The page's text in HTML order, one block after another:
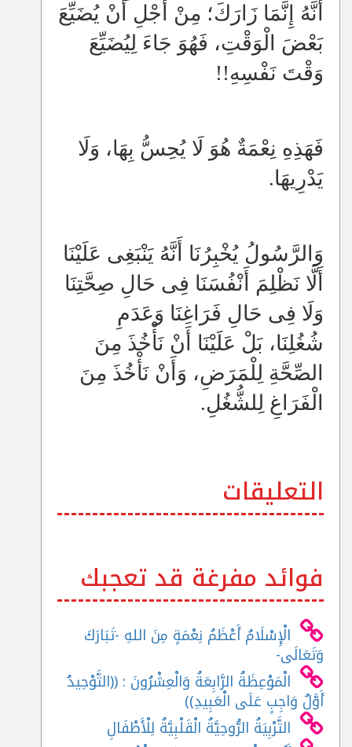
أَنَّهُ إِنَّمَا زَارَكَ؛ مِنْ أَجْلِ أَنْ يُضَيِّعَ
بَعْضَ الْوَقْتِ، فَهُوَ جَاءَ لِيُضَيِّعَ
وَقْتَ نَفْسِهِ!!
فَهَذِهِ نِعْمَةٌ هُوَ لَا يُحِسُّ بِهَا، وَلَا
يَدْرِيهَا.
وَالرَّسُولُ يُخْبِرُنَا أَنَّهُ يَنْبَغِى عَلَيْنَا
أَلَّا نَظْلِمَ أَنْفُسَنَا فِى حَالِ صِحَّتِنَا
وَلَا فِى حَالِ فَرَاغِنَا وَعَدَمِ
شُغُلِنَا، بَلْ عَلَيْنَا أَنْ نَأْخُذَ مِنَ
الصِّحَّةِ لِلْمَرَضِ، وَأَنْ نَأْخُذَ مِنَ
الْفَرَاغِ لِلشُّغُلِ.
التعليقات
فوائد مفرغة قد تعجبك
الْإِسْلَامُ أَعْظَمُ نِعْمَةٍ مِنَ اللهِ -تَبَارَكَ
وَتَعَالَى-
الْمَوْعِظَةُ الرَّابِعَةُ وَالْعِشْرُونَ : ((التَّوْحِيدُ
أَوَّلُ وَاجِبٍ عَلَى الْعَبِيدِ))
التَّرْبِيَةُ الرُّوحِيَّةُ الْقَلْبِيَّةُ لِلْأَطْفَالِ